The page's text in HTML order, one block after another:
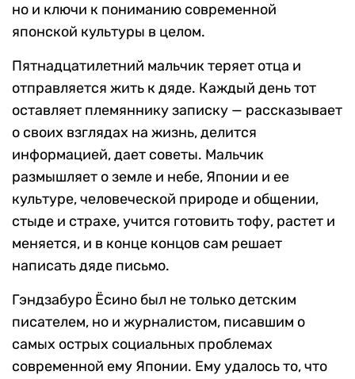
но и ключи к пониманию современной
японской культуры в целом.
Пятнадцатилетний мальчик теряет отца и
отправляется жить к дяде. Каждый день тот
оставляет племяннику записку — рассказывает
о своих взглядах на жизнь, делится
информацией, дает советы. Мальчик
размышляет о земле и небе, Японии и ее
культуре, человеческой природе и общении,
стыде и страхе, учится готовить тофу, растет и
меняется, и в конце концов сам решает
написать дяде письмо.
Гэндзабуро Ёсино был не только детским
писателем, но и журналистом, писавшим о
самых острых социальных проблемах
современной ему Японии. Ему удалось то, что